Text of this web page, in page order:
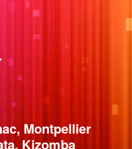
Montpellier
Kizomba